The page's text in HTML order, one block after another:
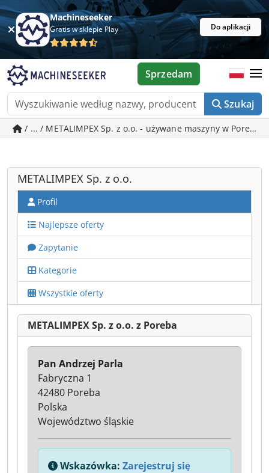
Machineseeker
Gratis w sklepie Play Do aplikacji
Szukaj
Sprzedam
/ ... / METALIMPEX Sp. z o.o. - używane maszyny w Poreba
METALIMPEX Sp. z o.o.
Profil
Najlepsze oferty
Zapytanie
Kategorie
Wszystkie oferty
METALIMPEX Sp. z o.o. z Poreba
Pan Andrzej Parla
Fabryczna 1
42480 Poreba
Polska
Województwo śląskie
Wskazówka: Zarejestruj się